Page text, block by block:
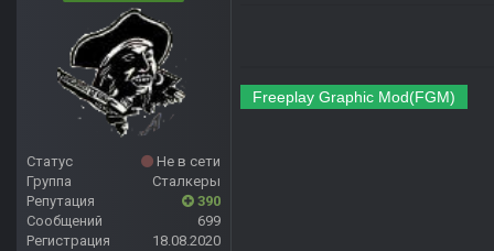
Статус
Не в сети
Группа
Сталкеры
Репутация
390
Сообщений
699
Регистрация
18.08.2020
Freeplay Graphic Mod(FGM)